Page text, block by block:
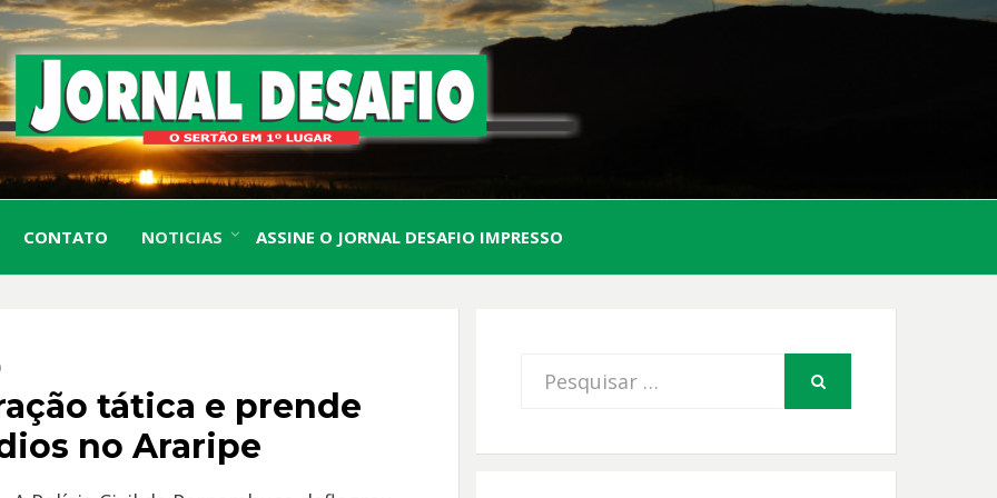
JORNAL
DESAFIO
O Sertão em 1º Lugar
CONTATO NOTICIAS ASSINE O JORNAL DESAFIO IMPRESSO
tática e prende
no Araripe
Procurar